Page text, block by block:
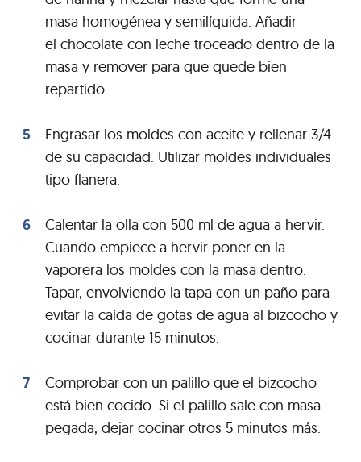
masa homogénea y semilíquida. Añadir
el chocolate con leche troceado dentro de la
masa y remover para que quede bien
repartido.
Engrasar los moldes con aceite y rellenar 3/4
de su capacidad. Utilizar moldes individuales
tipo flanera.
Calentar la olla con 500 ml de agua a hervir.
Cuando empiece a hervir poner en la
vaporera los moldes con la masa dentro.
Tapar, envolviendo la tapa con un paño para
evitar la caída de gotas de agua al bizcocho y
cocinar durante 15 minutos.
Comprobar con un palillo que el bizcocho
está bien cocido. Si el palillo sale con masa
pegada, dejar cocinar otros 5 minutos más.